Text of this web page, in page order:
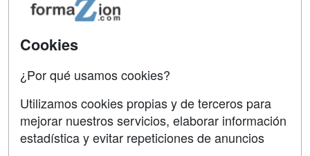
Acceso Usuarios
Acceso Centros
Contactar
Confidencialidad
SÍGUENOS EN:
Cookies
¿Por qué usamos cookies?
Utilizamos cookies propias y de terceros para
mejorar nuestros servicios, elaborar información
estadística y evitar repeticiones de anuncios